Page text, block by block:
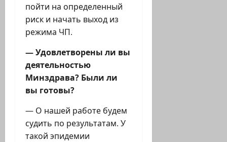
пойти на определенный
риск и начать выход из
режима ЧП.
— Удовлетворены ли вы
деятельностью
Минздрава? Были ли
вы готовы?
— О нашей работе будем
судить по результатам. У
такой эпидемии